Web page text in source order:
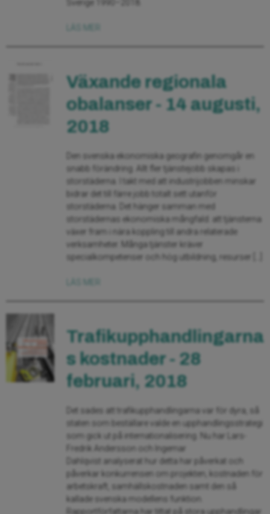
Växande regionala
obalanser - 14 augusti,
2018
Den svenska ekonomiska geografin genomgår en
snabb förändring. Allt fler tjänstejobb skapas i
storstäderna. I takt med att industrijobben minskar
bidrar det till färre jobb totalt sett utanför
storstäderna. Det hänger samman med
storstädernas ekonomiska mångfald: att tjänsterna
växer fram i nära koppling till andra relaterade
verksamheter. Många tjänster kräver
specialkompetenser och hög utbildning, resurser […]
Trafikupphandlingarna
s kostnader - 28
februari, 2018
Det sades att trafikupphandlingarna var för dyra, så
staten som beställare valde en upphandlingsstrategi
som gick ut på internationalisering. Nu har Lars-
Fredrik Andersson och Ingemar
Dahlqvist analyserat hur detta har påverkat och
påverkar konkurrensen om projekten, kostnaden för
arbetskraft, samhällskostnaden samt den så
kallade svenska modellens funktion.
Rapportförfattarna har tittat på stora upphandlingar